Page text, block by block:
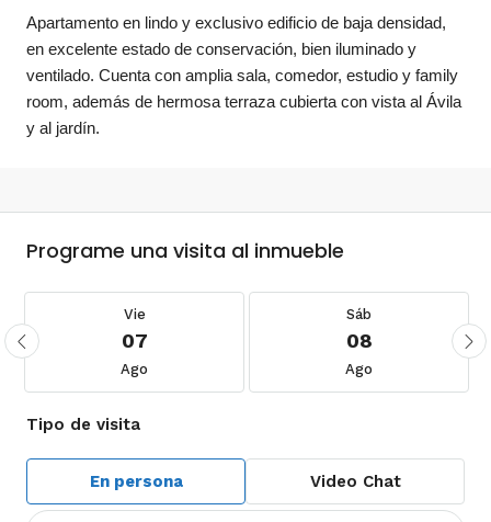
Apartamento en lindo y exclusivo edificio de baja densidad,
en excelente estado de conservación, bien iluminado y
ventilado. Cuenta con amplia sala, comedor, estudio y family
room, además de hermosa terraza cubierta con vista al Ávila
y al jardín.
Programe una visita al inmueble
Vie
07
Ago
Sáb
08
Ago
Tipo de visita
En persona Video Chat